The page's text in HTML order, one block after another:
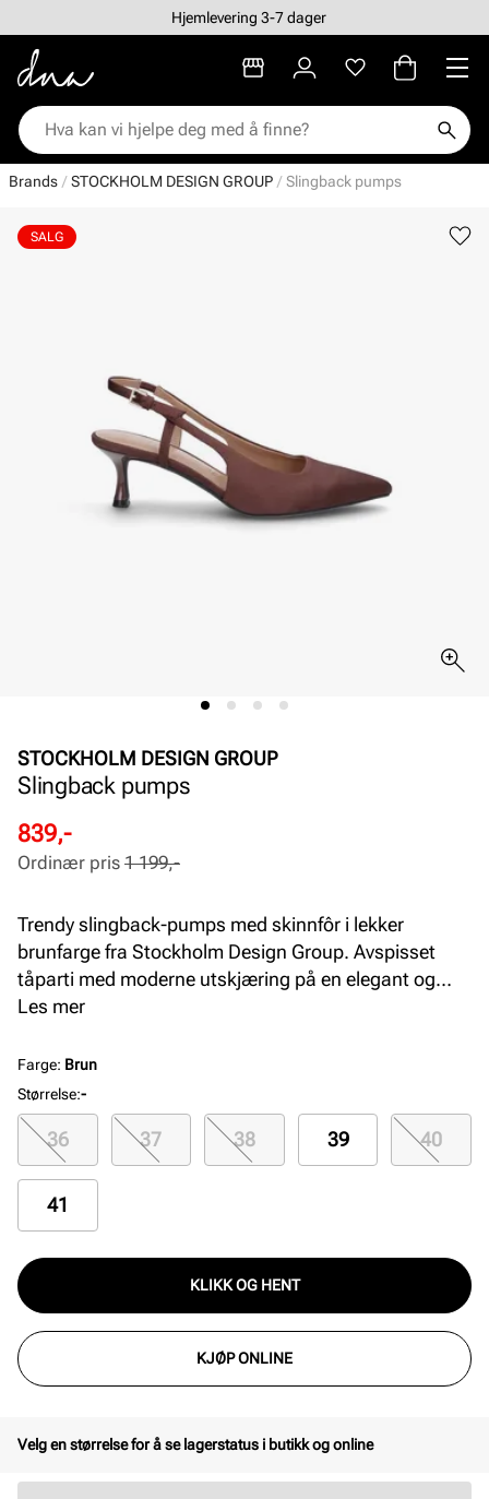
Hjemlevering 3-7 dager
Brands STOCKHOLM DESIGN GROUP Slingback pumps
SALG
STOCKHOLM DESIGN GROUP
Slingback pumps
Rabattert
pris
839,-
Ordinær
pris
Ordinær pris 1 199,-
Trendy slingback-pumps med skinnfôr i lekker
brunfarge fra Stockholm Design Group. Avspisset
tåparti med moderne utskjæring på en elegant og
komfortabel hæl som måler 6 cm. Modellen har en
Les mer
Farge: Brun
Størrelse:-
36 37 38 39 40
41
KLIKK OG HENT
KJØP ONLINE
Velg en størrelse for å se lagerstatus i butikk og online